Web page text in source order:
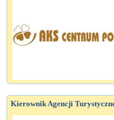
Kierownik Agencji